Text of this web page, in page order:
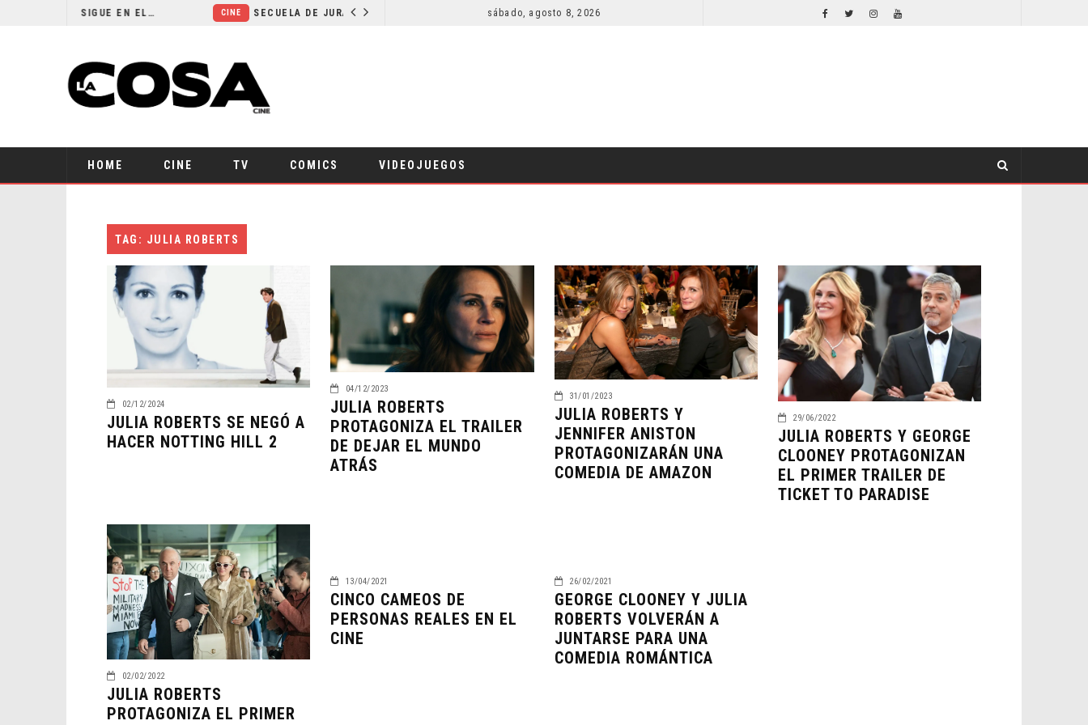
¿POR QUÉ FREE GUY 2 SIGUE EN EL LIMBO? sábado, agosto 8, 2026
HOME CINE TV COMICS VIDEOJUEGOS
TAG: JULIA ROBERTS
02/12/2024
JULIA ROBERTS SE NEGÓ A
HACER NOTTING HILL 2
04/12/2023
JULIA ROBERTS
PROTAGONIZA EL TRAILER
DE DEJAR EL MUNDO
ATRÁS
31/01/2023
JULIA ROBERTS Y
JENNIFER ANISTON
PROTAGONIZARÁN UNA
COMEDIA DE AMAZON
29/06/2022
JULIA ROBERTS Y GEORGE
CLOONEY PROTAGONIZAN
EL PRIMER TRAILER DE
TICKET TO PARADISE
02/02/2022
JULIA ROBERTS
PROTAGONIZA EL PRIMER
13/04/2021
CINCO CAMEOS DE
PERSONAS REALES EN EL
CINE
26/02/2021
GEORGE CLOONEY Y JULIA
ROBERTS VOLVERÁN A
JUNTARSE PARA UNA
COMEDIA ROMÁNTICA